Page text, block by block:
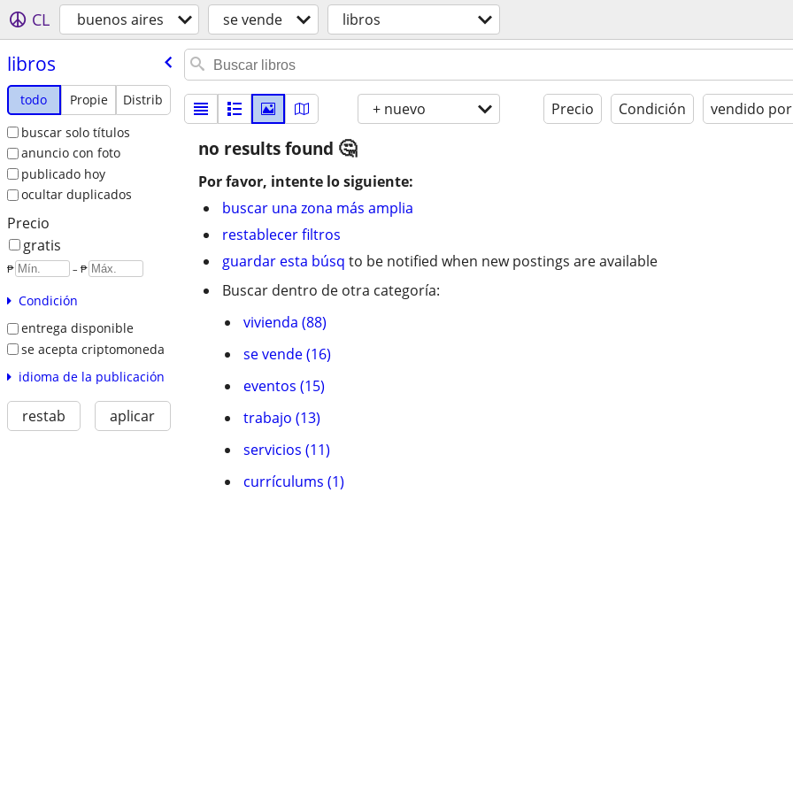
CL buenos aires se vende libros
libros
todo Propie
Distrib
buscar solo títulos
anuncio con foto
publicado hoy
ocultar duplicados
Precio
gratis
₱ – ₱
Condición
entrega disponible
se acepta criptomoneda
idioma de la publicación
restab aplicar
+ nuevo Precio Condición vendido por
no results found
Por favor, intente lo siguiente:
buscar una zona más amplia
restablecer filtros
guardar esta búsq to be notified when new postings are available
Buscar dentro de otra categoría:
vivienda (88)
se vende (16)
eventos (15)
trabajo (13)
servicios (11)
currí­culums (1)